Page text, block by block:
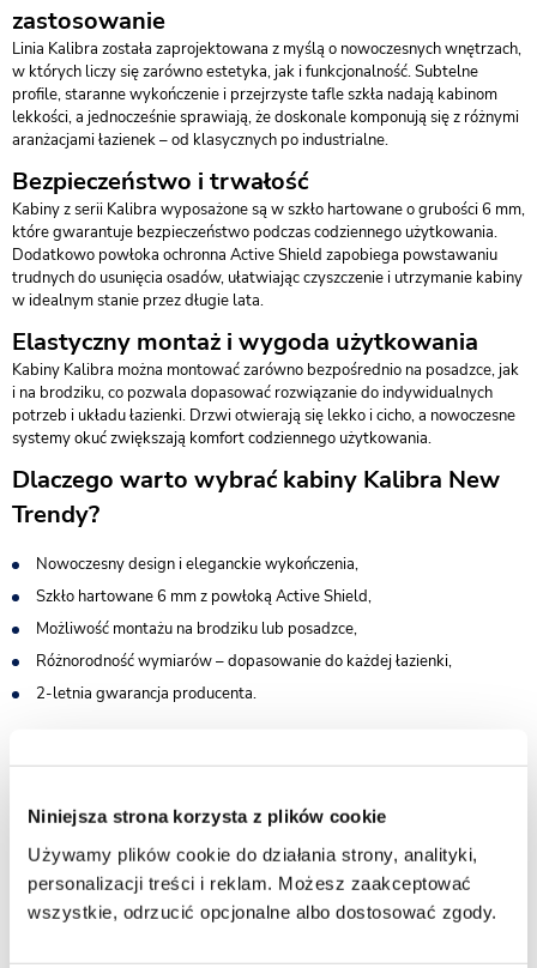
Niniejsza strona korzysta z plików cookie
Używamy plików cookie do działania strony, analityki,
personalizacji treści i reklam. Możesz zaakceptować
wszystkie, odrzucić opcjonalne albo dostosować zgody.
zastosowanie
Linia Kalibra została zaprojektowana z myślą o nowoczesnych wnętrzach,
w których liczy się zarówno estetyka, jak i funkcjonalność. Subtelne
profile, staranne wykończenie i przejrzyste tafle szkła nadają kabinom
lekkości, a jednocześnie sprawiają, że doskonale komponują się z różnymi
aranżacjami łazienek – od klasycznych po industrialne.
Bezpieczeństwo i trwałość
Kabiny z serii Kalibra wyposażone są w szkło hartowane o grubości 6 mm,
które gwarantuje bezpieczeństwo podczas codziennego użytkowania.
Dodatkowo powłoka ochronna Active Shield zapobiega powstawaniu
trudnych do usunięcia osadów, ułatwiając czyszczenie i utrzymanie kabiny
w idealnym stanie przez długie lata.
Elastyczny montaż i wygoda użytkowania
Kabiny Kalibra można montować zarówno bezpośrednio na posadzce, jak
i na brodziku, co pozwala dopasować rozwiązanie do indywidualnych
potrzeb i układu łazienki. Drzwi otwierają się lekko i cicho, a nowoczesne
systemy okuć zwiększają komfort codziennego użytkowania.
Dlaczego warto wybrać kabiny Kalibra New
Trendy?
Nowoczesny design i eleganckie wykończenia,
Szkło hartowane 6 mm z powłoką Active Shield,
Możliwość montażu na brodziku lub posadzce,
Różnorodność wymiarów – dopasowanie do każdej łazienki,
2-letnia gwarancja producenta.
Jakie wymiary kabin dostępne są w serii Kalibra?
Seria obejmuje wiele rozmiarów – od kompaktowych 80x80 cm po
większe modele 120x120 cm i więcej.
Czy kabiny Kalibra można montować bez brodzika?
Tak, kabiny zaprojektowano tak, aby umożliwiały montaż zarówno na